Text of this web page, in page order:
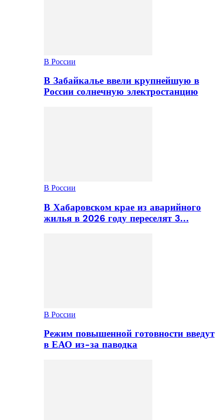
В России
В Забайкалье ввели крупнейшую в
России солнечную электростанцию
В России
В Хабаровском крае из аварийного
жилья в 2026 году переселят 3…
В России
Режим повышенной готовности введут
в ЕАО из-за паводка